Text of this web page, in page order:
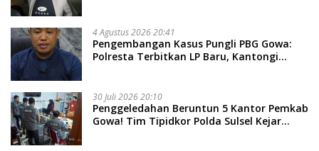
4 Agustus 2026 20:41
Pengembangan Kasus Pungli PBG Gowa:
Polresta Terbitkan LP Baru, Kantongi
30 Juli 2026 20:10
Penggeledahan Beruntun 5 Kantor Pemkab
Gowa! Tim Tipidkor Polda Sulsel Kejar